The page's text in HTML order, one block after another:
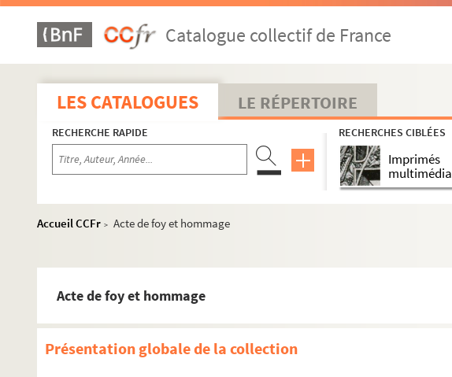
Catalogue collectif de France
LES CATALOGUES LE RÉPERTOIRE
RECHERCHE RAPIDE RECHERCHES CIBLÉES
Imprimés
multimédia
Accueil CCFr > Acte de foy et hommage
Acte de foy et hommage
Présentation globale de la collection